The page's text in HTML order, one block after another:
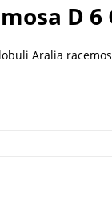
D 6
Aralia